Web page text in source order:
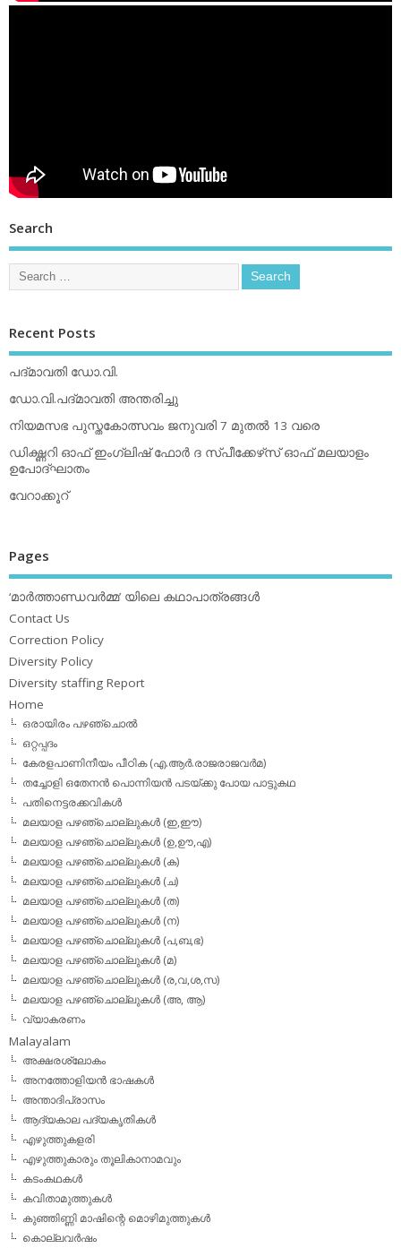
Search
Recent Posts
പദ്മാവതി ഡോ.വി.
ഡോ.വി.പദ്മാവതി അന്തരിച്ചു
നിയമസഭ പുസ്തകോത്സവം ജനുവരി 7 മുതല്‍ 13 വരെ
ഡിക്ഷ്ണറി ഓഫ് ഇംഗ്ലിഷ് ഫോര്‍ ദ സ്പീക്കേഴ്‌സ് ഓഫ് മലയാളം
ഉപോദ്ഘാതം
വേറാക്കൂറ്
Pages
‘മാര്‍ത്താണ്ഡവര്‍മ്മ’ യിലെ കഥാപാത്രങ്ങള്‍
Contact Us
Correction Policy
Diversity Policy
Diversity staffing Report
Home
ഒരായിരം പഴഞ്ചൊല്‍
ഒറ്റപ്പദം
കേരളപാണിനീയം പീഠിക (എ.ആര്‍.രാജരാജവര്‍മ)
തച്ചോളി ഒതേനൻ പൊന്നിയൻ പടയ്‌ക്കു പോയ പാട്ടുകഥ
പതിനെട്ടരക്കവികള്‍
മലയാള പഴഞ്ചൊല്ലുകള്‍ (ഇ,ഈ)
മലയാള പഴഞ്ചൊല്ലുകള്‍ (ഉ,ഊ,എ)
മലയാള പഴഞ്ചൊല്ലുകള്‍ (ക)
മലയാള പഴഞ്ചൊല്ലുകള്‍ (ച)
മലയാള പഴഞ്ചൊല്ലുകള്‍ (ത)
മലയാള പഴഞ്ചൊല്ലുകള്‍ (ന)
മലയാള പഴഞ്ചൊല്ലുകള്‍ (പ,ബ,ഭ)
മലയാള പഴഞ്ചൊല്ലുകള്‍ (മ)
മലയാള പഴഞ്ചൊല്ലുകള്‍ (ര,വ,ശ,സ)
മലയാള പഴഞ്ചൊല്ലുകൾ (അ, ആ)
വ്യാകരണം
Malayalam
അക്ഷരശ്ലോകം
അനത്തോളിയന്‍ ഭാഷകള്‍
അന്താദിപ്രാസം
ആദ്യകാല പദ്യകൃതികള്‍
എഴുത്തുകളരി
എഴുത്തുകാരും തൂലികാനാമവും
കടംകഥകള്‍
കവിതാമുത്തുകള്‍
കുഞ്ഞിണ്ണി മാഷിന്റെ മൊഴിമുത്തുകള്‍
കൊല്ലവര്‍ഷം